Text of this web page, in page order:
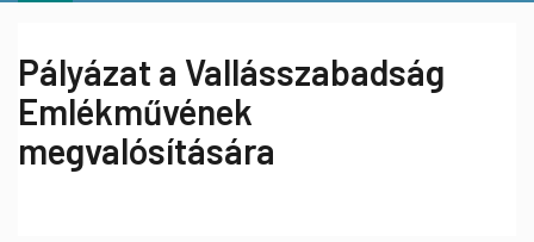
Pályázat a Vallásszabadság
Emlékművének
megvalósítására